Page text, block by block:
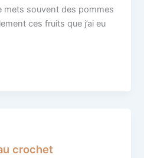
mets souvent des pommes
ces fruits que j’ai eu
crochet